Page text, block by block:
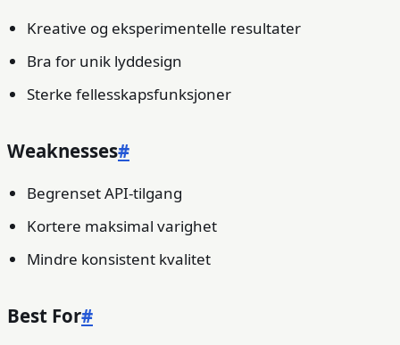
Kreative og eksperimentelle resultater
Bra for unik lyddesign
Sterke fellesskapsfunksjoner
Weaknesses#
Begrenset API-tilgang
Kortere maksimal varighet
Mindre konsistent kvalitet
Best For#